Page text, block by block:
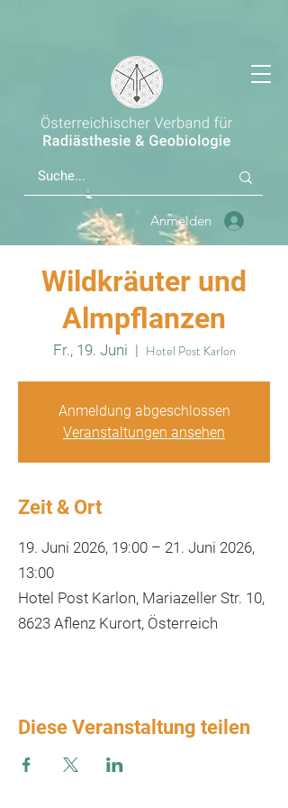
Anmelden
Wildkräuter und
Almpflanzen
Fr., 19. Juni
  |
Hotel Post Karlon
Anmeldung abgeschlossen
Veranstaltungen ansehen
Zeit & Ort
19. Juni 2026, 19:00 – 21. Juni 2026,
13:00
Hotel Post Karlon, Mariazeller Str. 10,
8623 Aflenz Kurort, Österreich
Diese Veranstaltung teilen